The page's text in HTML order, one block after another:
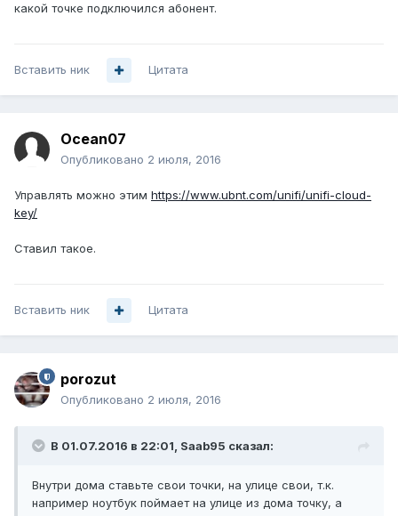
какой точке подключился абонент.
Вставить ник Цитата
Ocean07
Опубликовано 2 июля, 2016
Управлять можно этим https://www.ubnt.com/unifi/unifi-cloud-
key/
Ставил такое.
Вставить ник Цитата
porozut
Опубликовано 2 июля, 2016
В 01.07.2016 в 22:01, Saab95 сказал:
Внутри дома ставьте свои точки, на улице свои, т.к.
например ноутбук поймает на улице из дома точку, а